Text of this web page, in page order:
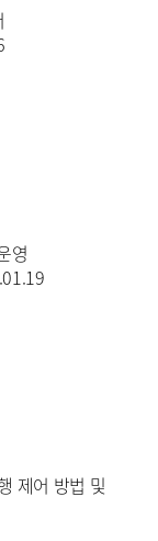
영
제어 방법 및